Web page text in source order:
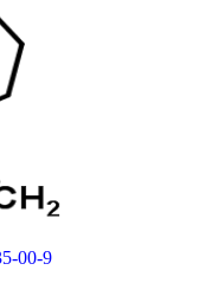
00-9